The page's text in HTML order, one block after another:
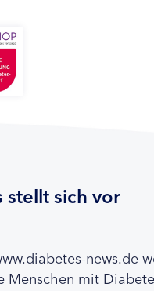
stellt sich vor
news.de
Menschen mit